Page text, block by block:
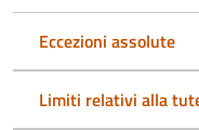
Eccezioni assolute
Limiti relativi alla